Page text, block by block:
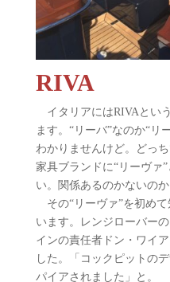
RIVA
イタリアにはRIVAとい
ます。“リーバ”なのか“リ
わかりませんけど。どっ
家具ブランドに“リーヴァ
い。関係あるのかないのか
その“リーヴァ”を初め
います。レンジローバー
インの責任者ドン・ワイ
した。「コックピットの
パイアされました」と。